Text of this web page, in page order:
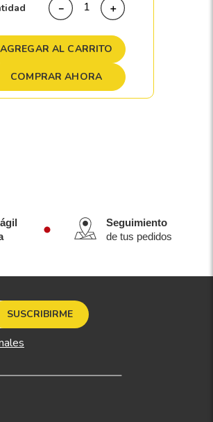
＋
－
AGREGAR AL CARRITO
COMPRAR AHORA
ágil
Seguimiento
de tus pedidos
SUSCRIBIRME